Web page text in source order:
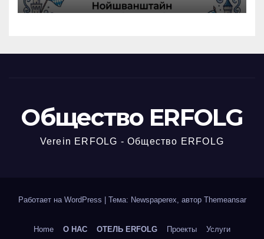
Общество ERFOLG
Verein ERFOLG - Общество ERFOLG
Работает на WordPress Тема: Newspaperex, автор Themeansar
Home О НАС ОТЕЛЬ ERFOLG Проекты Услуги